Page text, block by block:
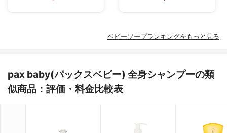
ベビーソープランキングをもっと見る
pax baby(パックスベビー) 全身シャンプーの類
似商品：評価・料金比較表